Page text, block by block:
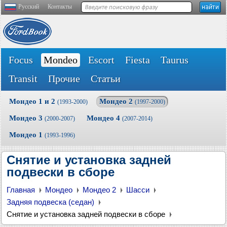
Русский Контакты
Focus Mondeo Escort Fiesta
Taurus
Transit
Прочие Статьи
Мондео 1 и 2 (1993-2000) Мондео 2 (1997-2000)
Мондео 3 (2000-2007) Мондео 4 (2007-2014)
Мондео 1 (1993-1996)
Снятие и установка задней
подвески в сборе
Главная Мондео Мондео 2
Шасси
Задняя подвеска (седан)
Снятие и установка задней подвески в сборе